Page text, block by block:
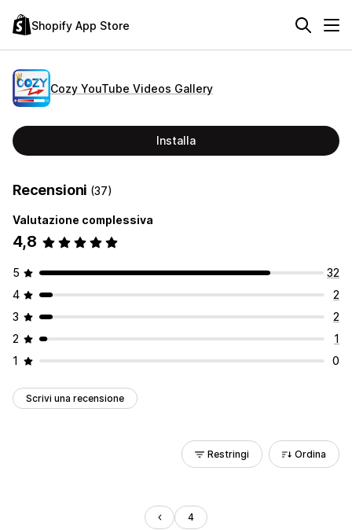
Shopify App Store
Cozy YouTube Videos Gallery
Installa
Recensioni (37)
Valutazione complessiva
4,8
5
32
4
2
3
2
2
1
1
0
Scrivi una recensione
Restringi Ordina
4